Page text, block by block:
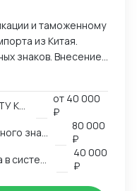
и таможенному
из Китая.
знаков. Внесение
продукции
номера
от 40 000
₽
80 000
₽
40 000
₽